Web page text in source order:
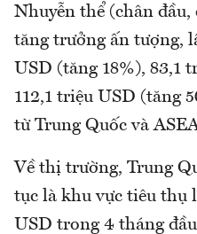
Nhuyễn thể (chân đầu,
tăng trưởng ấn tượng,
USD (tăng 18%), 83,1
112,1 triệu USD (tăng
từ Trung Quốc và
Về thị trường, Trung
tục là khu vực tiêu thụ
USD trong 4 tháng